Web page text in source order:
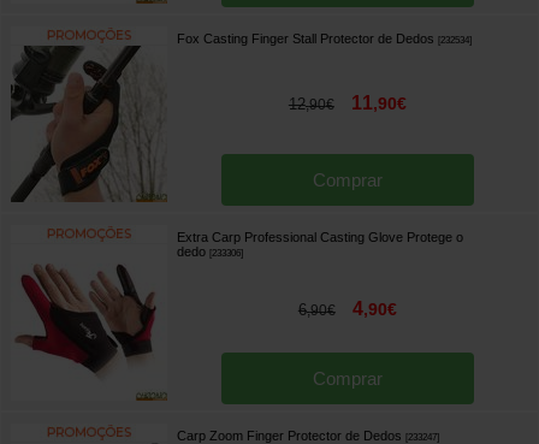
Fox Casting Finger Stall Protector de Dedos [232534]
12,90€ 11,90€
Comprar
Extra Carp Professional Casting Glove Protege o
dedo [233306]
6,90€ 4,90€
Comprar
Carp Zoom Finger Protector de Dedos [233247]